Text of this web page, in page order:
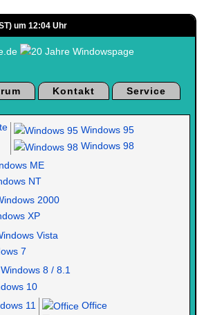
um 12:04 Uhr
Kontakt
Service
Windows 95
Windows 98
ME
NT
2000
XP
Vista
7
Windows 8 / 8.1
10
11
Office